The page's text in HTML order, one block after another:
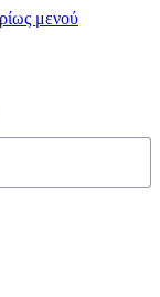
μενού